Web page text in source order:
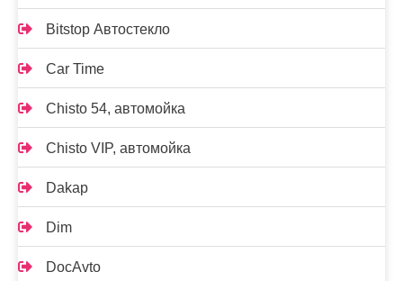
Bitstop Автостекло
Car Time
Chisto 54, автомойка
Chisto VIP, автомойка
Dakap
Dim
DocAvto